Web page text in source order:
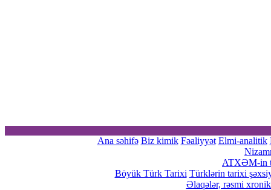
Ana səhifə Biz kimik Fəaliyyət Elmi-analitik
ATXƏM-in
Böyük Türk Tarixi Türklərin tarixi
Əlaqələr, rəsmi